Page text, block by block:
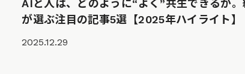
AIと人は、どのように“よく”共生できるか
が選ぶ注目の記事5選【2025年ハイライト】
2025.12.29